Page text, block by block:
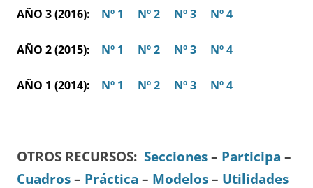
AÑO 3 (2016): Nº 1 Nº 2 Nº 3 Nº 4
AÑO 2 (2015): Nº 1 Nº 2 Nº 3 Nº 4
AÑO 1 (2014): Nº 1 Nº 2 Nº 3 Nº 4
OTROS RECURSOS: Secciones – Participa –
Cuadros – Práctica – Modelos – Utilidades